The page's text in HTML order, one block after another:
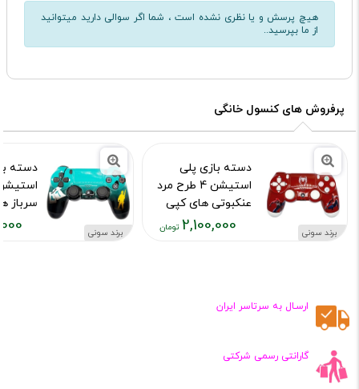
هیچ پرسش و یا نظری نشده است ، شما اگر سوالی دارید میتوانید
از ما بپرسید..
پرفروش های کنسول خانگی
برند سونی
دسته بازی پلی
استیشن 4 طرح مرد
عنکبوتی های کپی
کد محصول :10015973
2,100,000 برند سونی
دسته
سرباز
کد محصول
ارسـال به سرتاسر ایران
گارانتی رسمی شرکتی